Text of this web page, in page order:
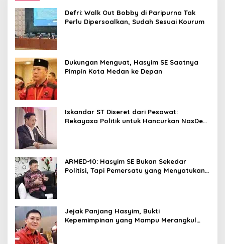
Defri: Walk Out Bobby di Paripurna Tak
Perlu Dipersoalkan, Sudah Sesuai Kourum
Dukungan Menguat, Hasyim SE Saatnya
Pimpin Kota Medan ke Depan
Iskandar ST Diseret dari Pesawat:
Rekayasa Politik untuk Hancurkan NasDem
ARMED-10: Hasyim SE Bukan Sekedar
Politisi, Tapi Pemersatu yang Menyatukan
Jejak Panjang Hasyim, Bukti
Kepemimpinan yang Mampu Merangkul